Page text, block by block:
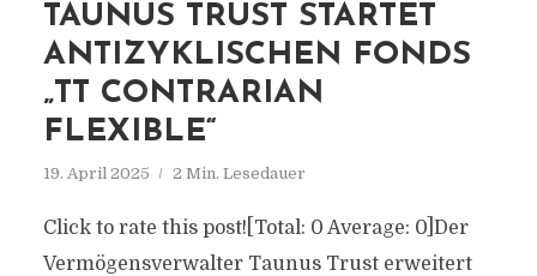
TAUNUS TRUST STARTET
ANTIZYKLISCHEN FONDS
„TT CONTRARIAN
FLEXIBLE“
19. April 2025 2 Min. Lesedauer
Click to rate this post![Total: 0 Average: 0]Der
Vermögensverwalter Taunus Trust erweitert